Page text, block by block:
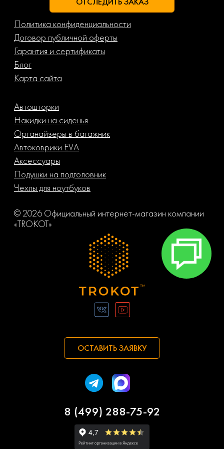
Политика конфиденциальности
Договор публичной оферты
Гарантия и сертификаты
Блог
Карта сайта
Автошторки
Накидки на сиденья
Органайзеры в багажник
Автоковрики EVA
Аксессуары
Подушки на подголовник
Чехлы для ноутбуков
© 2026 Официальный интернет-магазин компании
«TROKOT»
ОСТАВИТЬ ЗАЯВКУ
8 (499) 288-75-92